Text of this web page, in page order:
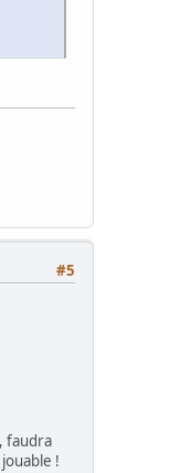
#5
faudra
!